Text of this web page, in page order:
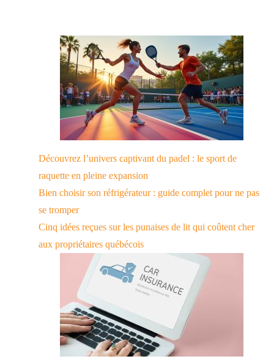
Découvrez l’univers captivant du padel : le sport de
raquette en pleine expansion
Bien choisir son réfrigérateur : guide complet pour ne pas
se tromper
Cinq idées reçues sur les punaises de lit qui coûtent cher
aux propriétaires québécois